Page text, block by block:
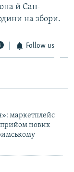
й Сан-
на збори.
Follow us
маркетплейс
нових